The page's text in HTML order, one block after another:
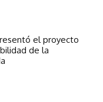
el proyecto
de la